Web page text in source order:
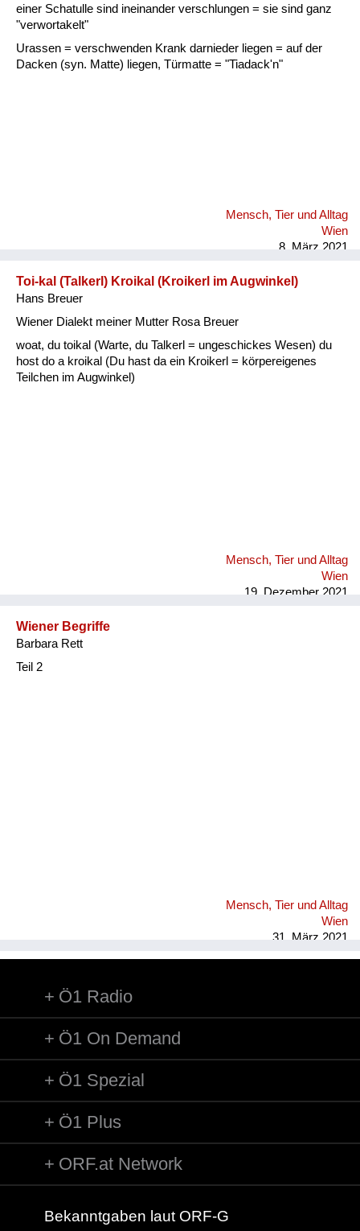
einer Schatulle sind ineinander verschlungen = sie sind ganz
"verwortakelt"
Urassen = verschwenden Krank darnieder liegen = auf der
Dacken (syn. Matte) liegen, Türmatte = "Tiadack'n"
Mensch, Tier und Alltag
Wien
8. März 2021
Toi-kal (Talkerl) Kroikal (Kroikerl im Augwinkel)
Hans Breuer
Wiener Dialekt meiner Mutter Rosa Breuer
woat, du toikal (Warte, du Talkerl = ungeschickes Wesen) du
host do a kroikal (Du hast da ein Kroikerl = körpereigenes
Teilchen im Augwinkel)
Mensch, Tier und Alltag
Wien
19. Dezember 2021
Wiener Begriffe
Barbara Rett
Teil 2
Mensch, Tier und Alltag
Wien
31. März 2021
Ö1 Radio
Ö1 On Demand
Ö1 Spezial
Ö1 Plus
ORF.at Network
Bekanntgaben laut ORF-G